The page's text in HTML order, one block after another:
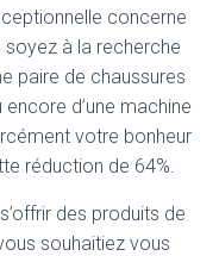
concerne
à la recherche
paire de chaussures
d’une machine
votre bonheur
réduction de 64%.
des produits de
souhaitiez vous